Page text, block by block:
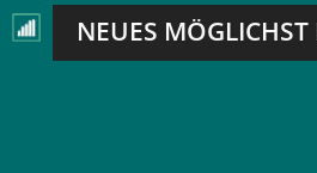
NEUES MÖGLICHST